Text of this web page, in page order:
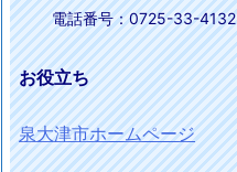
電話番号：0725-33-4132
お役立ち
泉大津市ホームページ